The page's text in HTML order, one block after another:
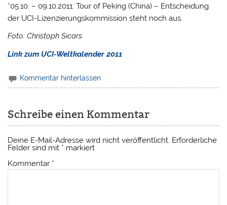
*05.10. – 09.10.2011: Tour of Peking (China) – Entscheidung
der UCI-Lizenzierungskommission steht noch aus.
Foto: Christoph Sicars
Link zum UCI-Weltkalender 2011
Kommentar hinterlassen
Schreibe einen Kommentar
Deine E-Mail-Adresse wird nicht veröffentlicht. Erforderliche
Felder sind mit * markiert
Kommentar *